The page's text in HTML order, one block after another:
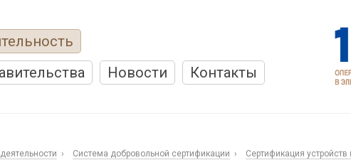
Новости Контакты
Система добровольной сертификации Сертификация